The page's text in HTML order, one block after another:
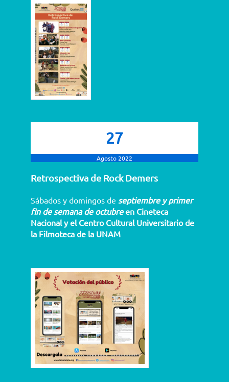
27
Agosto 2022
Retrospectiva de Rock Demers
Sábados y domingos de septiembre y primer
fin de semana de octubreen Cineteca
Nacional y el Centro Cultural Universitario de
la Filmoteca de la UNAM